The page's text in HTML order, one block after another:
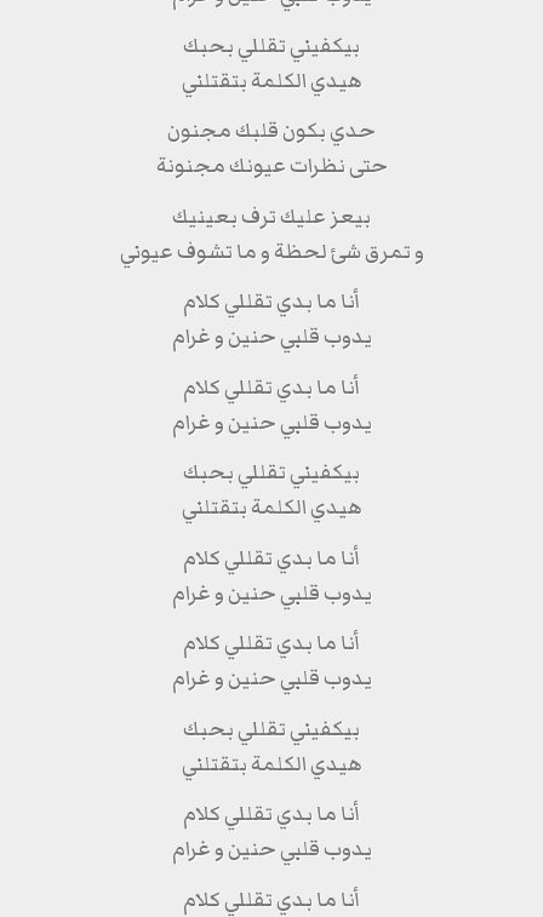
بيكفيني تقللي بحبك
هيدي الكلمة بتقتلني
حدي بكون قلبك مجنون
حتى نظرات عيونك مجنونة
بيعز عليك ترف بعينيك
و تمرق شئ لحظة و ما تشوف عيوني
أنا ما بدي تقللي كلام
يدوب قلبي حنين و غرام
أنا ما بدي تقللي كلام
يدوب قلبي حنين و غرام
بيكفيني تقللي بحبك
هيدي الكلمة بتقتلني
أنا ما بدي تقللي كلام
يدوب قلبي حنين و غرام
أنا ما بدي تقللي كلام
يدوب قلبي حنين و غرام
بيكفيني تقللي بحبك
هيدي الكلمة بتقتلني
أنا ما بدي تقللي كلام
يدوب قلبي حنين و غرام
أنا ما بدي تقللي كلام